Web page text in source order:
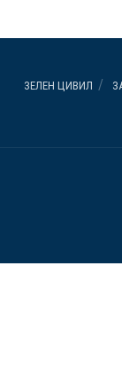
ЗЕЛЕН ЦИВИЛ